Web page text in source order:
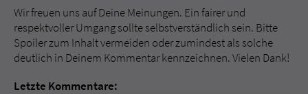
Wir freuen uns auf Deine Meinungen. Ein fairer und
respektvoller Umgang sollte selbstverständlich sein. Bitte
Spoiler zum Inhalt vermeiden oder zumindest als solche
deutlich in Deinem Kommentar kennzeichnen. Vielen Dank!
Letzte Kommentare: